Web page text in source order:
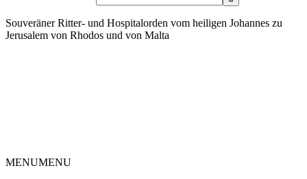
Souveräner Ritter- und Hospitalorden vom heiligen Johannes zu
Jerusalem von Rhodos und von Malta
MENUMENU